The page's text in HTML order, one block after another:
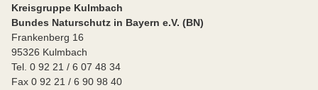
Kreisgruppe Kulmbach
Bundes Naturschutz in Bayern e.V. (BN)
Frankenberg 16
95326 Kulmbach
Tel. 0 92 21 / 6 07 48 34
Fax 0 92 21 / 6 90 98 40